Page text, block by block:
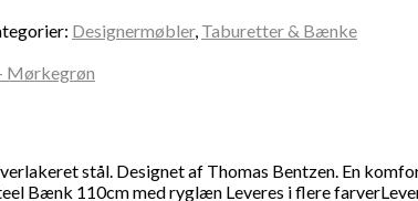
Designermøbler, Taburetter & Bænke
stål. Designet af Thomas Bentzen. En
Bænk 110cm med ryglæn Leveres i flere